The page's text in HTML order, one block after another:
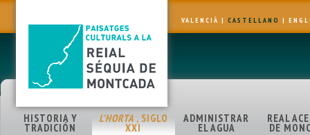
VALENCIÀ | CASTELLANO |
HISTORIA Y
TRADICIÓN
L'HORTA , SIGLO
XXI
ADMINISTRAR
EL AGUA
REAL
DE